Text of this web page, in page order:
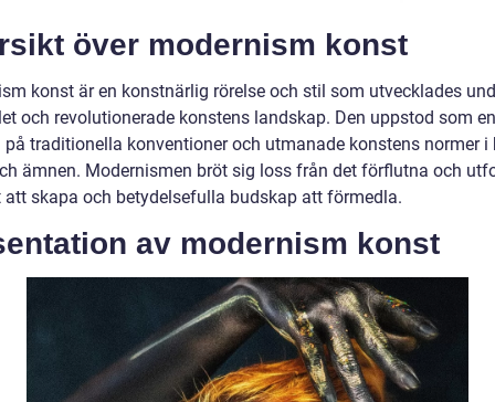
över modernism konst
konst är en konstnärlig rörelse och stil som utvecklades
och revolutionerade konstens landskap. Den uppstod som en
på traditionella konventioner och utmanade konstens normer i
ämnen. Modernismen bröt sig loss från det förflutna och
att skapa och betydelsefulla budskap att förmedla.
av modernism konst